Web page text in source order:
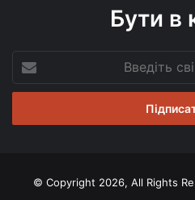
Бути в
свій
email
© Copyright 2026, All Rights